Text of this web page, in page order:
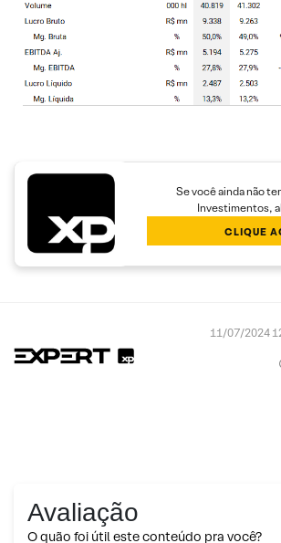
Se você ainda não
Investimentos,
CLIQUE
11/07/2024
Avaliação
O quão foi útil este conteúdo pra você?